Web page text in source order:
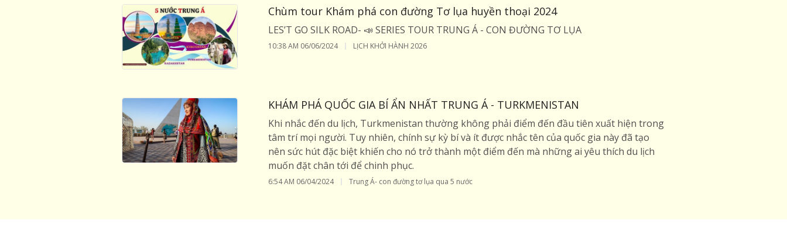
Chùm tour Khám phá con đường Tơ lụa huyền thoại 2024
LES’T GO SILK ROAD- 📣 SERIES TOUR TRUNG Á - CON ĐƯỜNG TƠ LỤA
10:38 AM 06/06/2024 LỊCH KHỞI HÀNH 2026
KHÁM PHÁ QUỐC GIA BÍ ẨN NHẤT TRUNG Á - TURKMENISTAN
Khi nhắc đến du lịch, Turkmenistan thường không phải điểm đến đầu tiên xuất hiện trong
tâm trí mọi người. Tuy nhiên, chính sự kỳ bí và ít được nhắc tên của quốc gia này đã tạo
nên sức hút đặc biệt khiến cho nó trở thành một điểm đến mà những ai yêu thích du lịch
muốn đặt chân tới để chinh phục.
6:54 AM 06/04/2024 Trung Á- con đường tơ lụa qua 5 nước